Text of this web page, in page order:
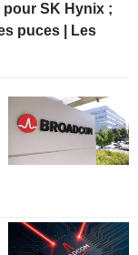
SK Hynix ;
puces | Les